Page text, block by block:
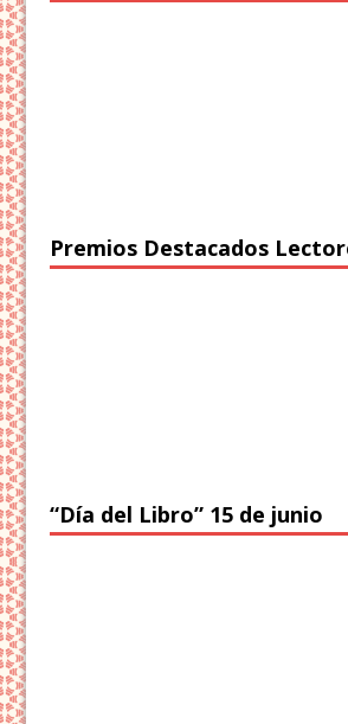
Premios Destacados
“Día del Libro” 15 de junio